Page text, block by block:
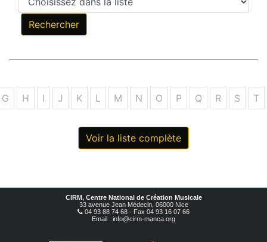
G H I J K L M N O P Q R S T
Voir la liste complète
CIRM, Centre National de Création Musicale
33 avenue Jean Médecin, 06000 Nice
04 93 88 74 68 - Fax 04 93 16 07 66
Email : info@cirm-manca.org